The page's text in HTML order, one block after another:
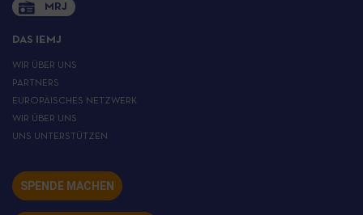
MRJ
DAS IEMJ
WIR ÜBER UNS
PARTNERS
EUROPÄISCHES NETZWERK
WIR ÜBER UNS
UNS UNTERSTÜTZEN
SPENDE MACHEN